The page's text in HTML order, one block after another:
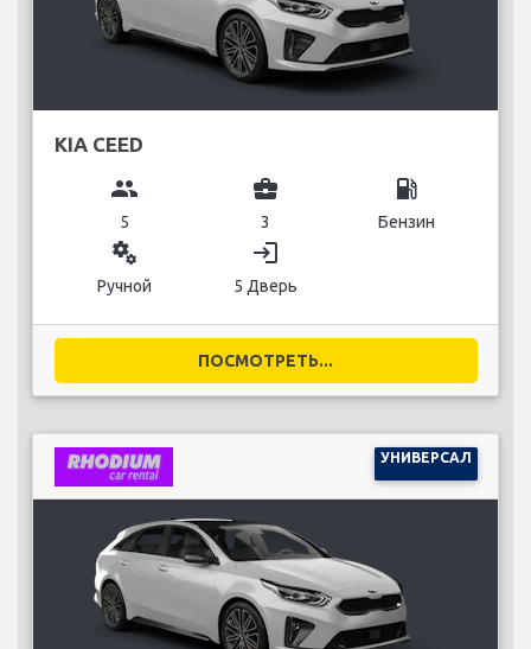
KIA CEED
group
5
business_center
3
local_gas_station
Бензин
miscellaneous_services
Ручной
login
5 Дверь
ПОСМОТРЕТЬ...
УНИВЕРСАЛ